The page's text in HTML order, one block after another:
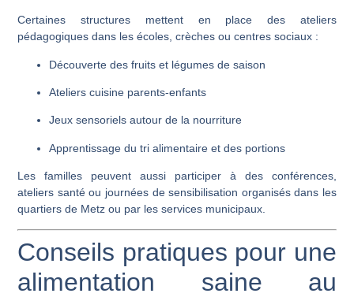
Certaines structures mettent en place des ateliers
pédagogiques dans les écoles, crèches ou centres sociaux :
Découverte des fruits et légumes de saison
Ateliers cuisine parents-enfants
Jeux sensoriels autour de la nourriture
Apprentissage du tri alimentaire et des portions
Les familles peuvent aussi participer à des conférences,
ateliers santé ou journées de sensibilisation organisés dans les
quartiers de Metz ou par les services municipaux.
Conseils pratiques pour une
alimentation saine au